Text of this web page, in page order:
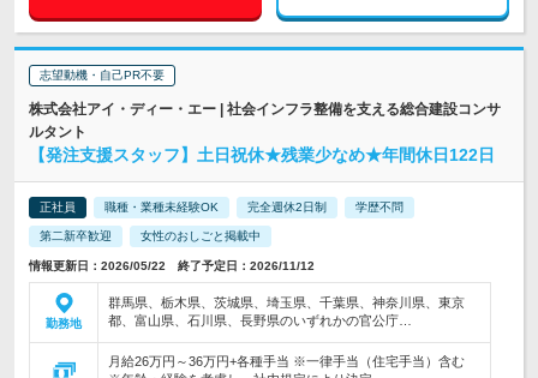
志望動機・自己PR不要
株式会社アイ・ディー・エー | 社会インフラ整備を支える総合建設コンサ
ルタント
【発注支援スタッフ】土日祝休★残業少なめ★年間休日122日
正社員 職種・業種未経験OK 完全週休2日制 学歴不問
第二新卒歓迎 女性のおしごと掲載中
情報更新日：2026/05/22 終了予定日：2026/11/12
勤務地
群馬県、栃木県、茨城県、埼玉県、千葉県、神奈川県、東京
都、富山県、石川県、長野県のいずれかの官公庁…
月給26万円～36万円+各種手当 ※一律手当（住宅手当）含む